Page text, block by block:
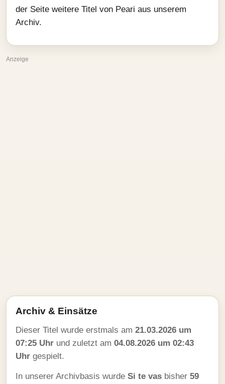
der Seite weitere Titel von Peari aus unserem
Archiv.
Anzeige
Archiv & Einsätze
Dieser Titel wurde erstmals am 21.03.2026 um
07:25 Uhr und zuletzt am 04.08.2026 um 02:43
Uhr gespielt.
In unserer Archivbasis wurde Si te vas bisher 59